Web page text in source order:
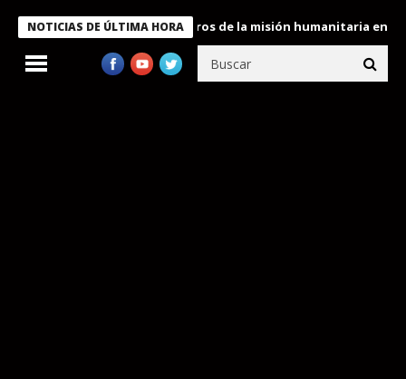
NOTICIAS DE ÚLTIMA HORA
condecora a miembros de la misión humanitaria enviada a